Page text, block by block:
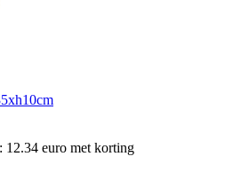
euro met korting